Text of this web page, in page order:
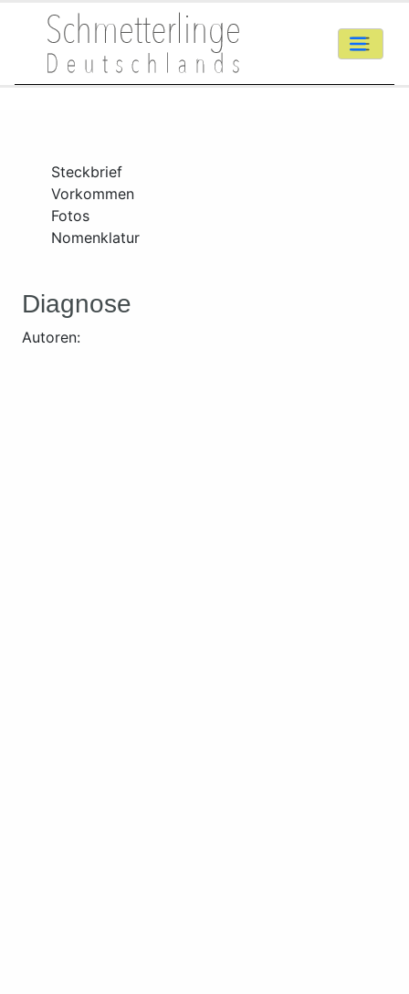
Steckbrief
Vorkommen
Fotos
Nomenklatur
Diagnose
Autoren: